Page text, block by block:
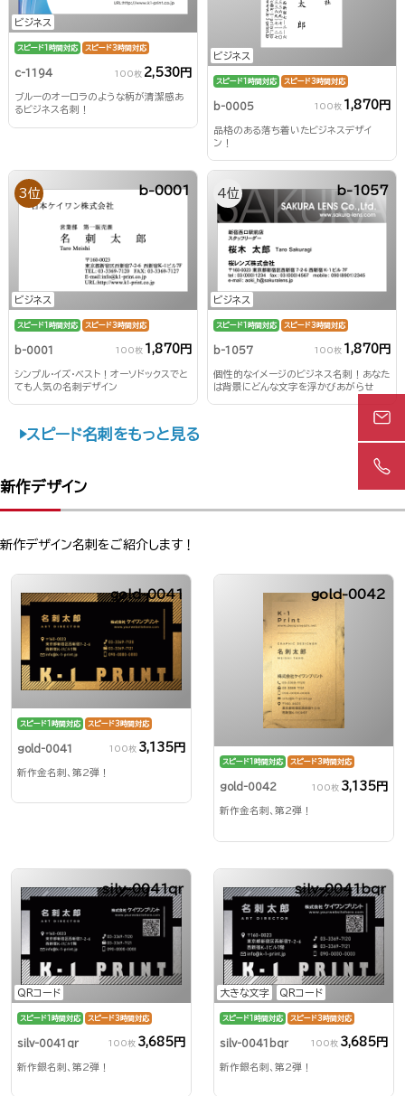
ビジネス
スピード1時間対応 スピード3時間対応
c-1194 100枚 2,530円
ブルーのオーロラのような柄が清潔感あ
るビジネス名刺！
ビジネス
スピード1時間対応 スピード3時間対応
b-0005 100枚 1,870円
品格のある落ち着いたビジネスデザイ
ン！
ビジネス
3位 b-0001
スピード1時間対応 スピード3時間対応
b-0001 100枚 1,870円
シンプル・イズ・ベスト！オーソドックスでと
ても人気の名刺デザイン
ビジネス
4位 b-1057
スピード1時間対応 スピード3時間対応
b-1057 100枚 1,870円
個性的なイメージのビジネス名刺！あなた
は背景にどんな文字を浮かびあがらせ
スピード名刺をもっと見る
新作デザイン
新作デザイン名刺をご紹介します！
gold-0041
スピード1時間対応 スピード3時間対応
gold-0041 100枚 3,135円
新作金名刺、第2弾！
gold-0042
スピード1時間対応 スピード3時間対応
gold-0042 100枚 3,135円
新作金名刺、第2弾！
QRコード
silv-0041qr
スピード1時間対応 スピード3時間対応
silv-0041qr 100枚 3,685円
新作銀名刺、第2弾！
大きな文字 QRコード
silv-0041bqr
スピード1時間対応 スピード3時間対応
silv-0041bqr 100枚 3,685円
新作銀名刺、第2弾！